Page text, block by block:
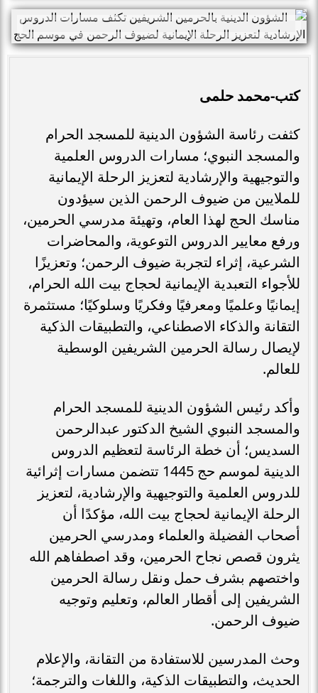
كتب-محمد حلمى
كثفت رئاسة الشؤون الدينية للمسجد الحرام
والمسجد النبوي؛ مسارات الدروس العلمية
والتوجيهية والإرشادية لتعزيز الرحلة الإيمانية
للملايين من ضيوف الرحمن الذين سيؤدون
مناسك الحج لهذا العام، وتهيئة مدرسي الحرمين،
ورفع معايير الدروس التوعوية، والمحاضرات
الشرعية، إثراء لتجربة ضيوف الرحمن؛ وتعزيزًا
للأجواء التعبدية الإيمانية لحجاج بيت الله الحرام،
إيمانيًا وعلميًا ومعرفيًا وفكريًا وسلوكيًا؛ مستثمرة
التقانة والذكاء الاصطناعي، والتطبيقات الذكية
لإيصال رسالة الحرمين الشريفين الوسطية
للعالم.
‏وأكد رئيس الشؤون الدينية للمسجد الحرام
والمسجد النبوي الشيخ الدكتور عبدالرحمن
السديس؛ أن خطة الرئاسة لتعظيم الدروس
الدينية لموسم حج 1445 تتضمن مسارات إثرائية
للدروس العلمية والتوجيهية والإرشادية، لتعزيز
الرحلة الإيمانية لحجاج بيت الله، مؤكدًا أن
أصحاب الفضيلة والعلماء ومدرسي الحرمين
يثرون قصص نجاح الحرمين، وقد اصطفاهم الله
واختصهم بشرف حمل ونقل رسالة الحرمين
الشريفين إلى أقطار العالم، وتعليم وتوجيه
ضيوف الرحمن.
وحث المدرسين للاستفادة من التقانة، والإعلام
الحديث، والتطبيقات الذكية، واللغات والترجمة؛